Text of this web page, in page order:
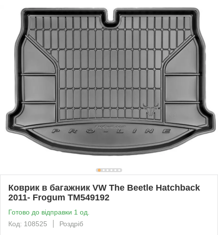
Коврик в багажник VW The Beetle Hatchback
2011- Frogum TM549192
Готово до відправки 1 од.
Код: 108525
Роздріб